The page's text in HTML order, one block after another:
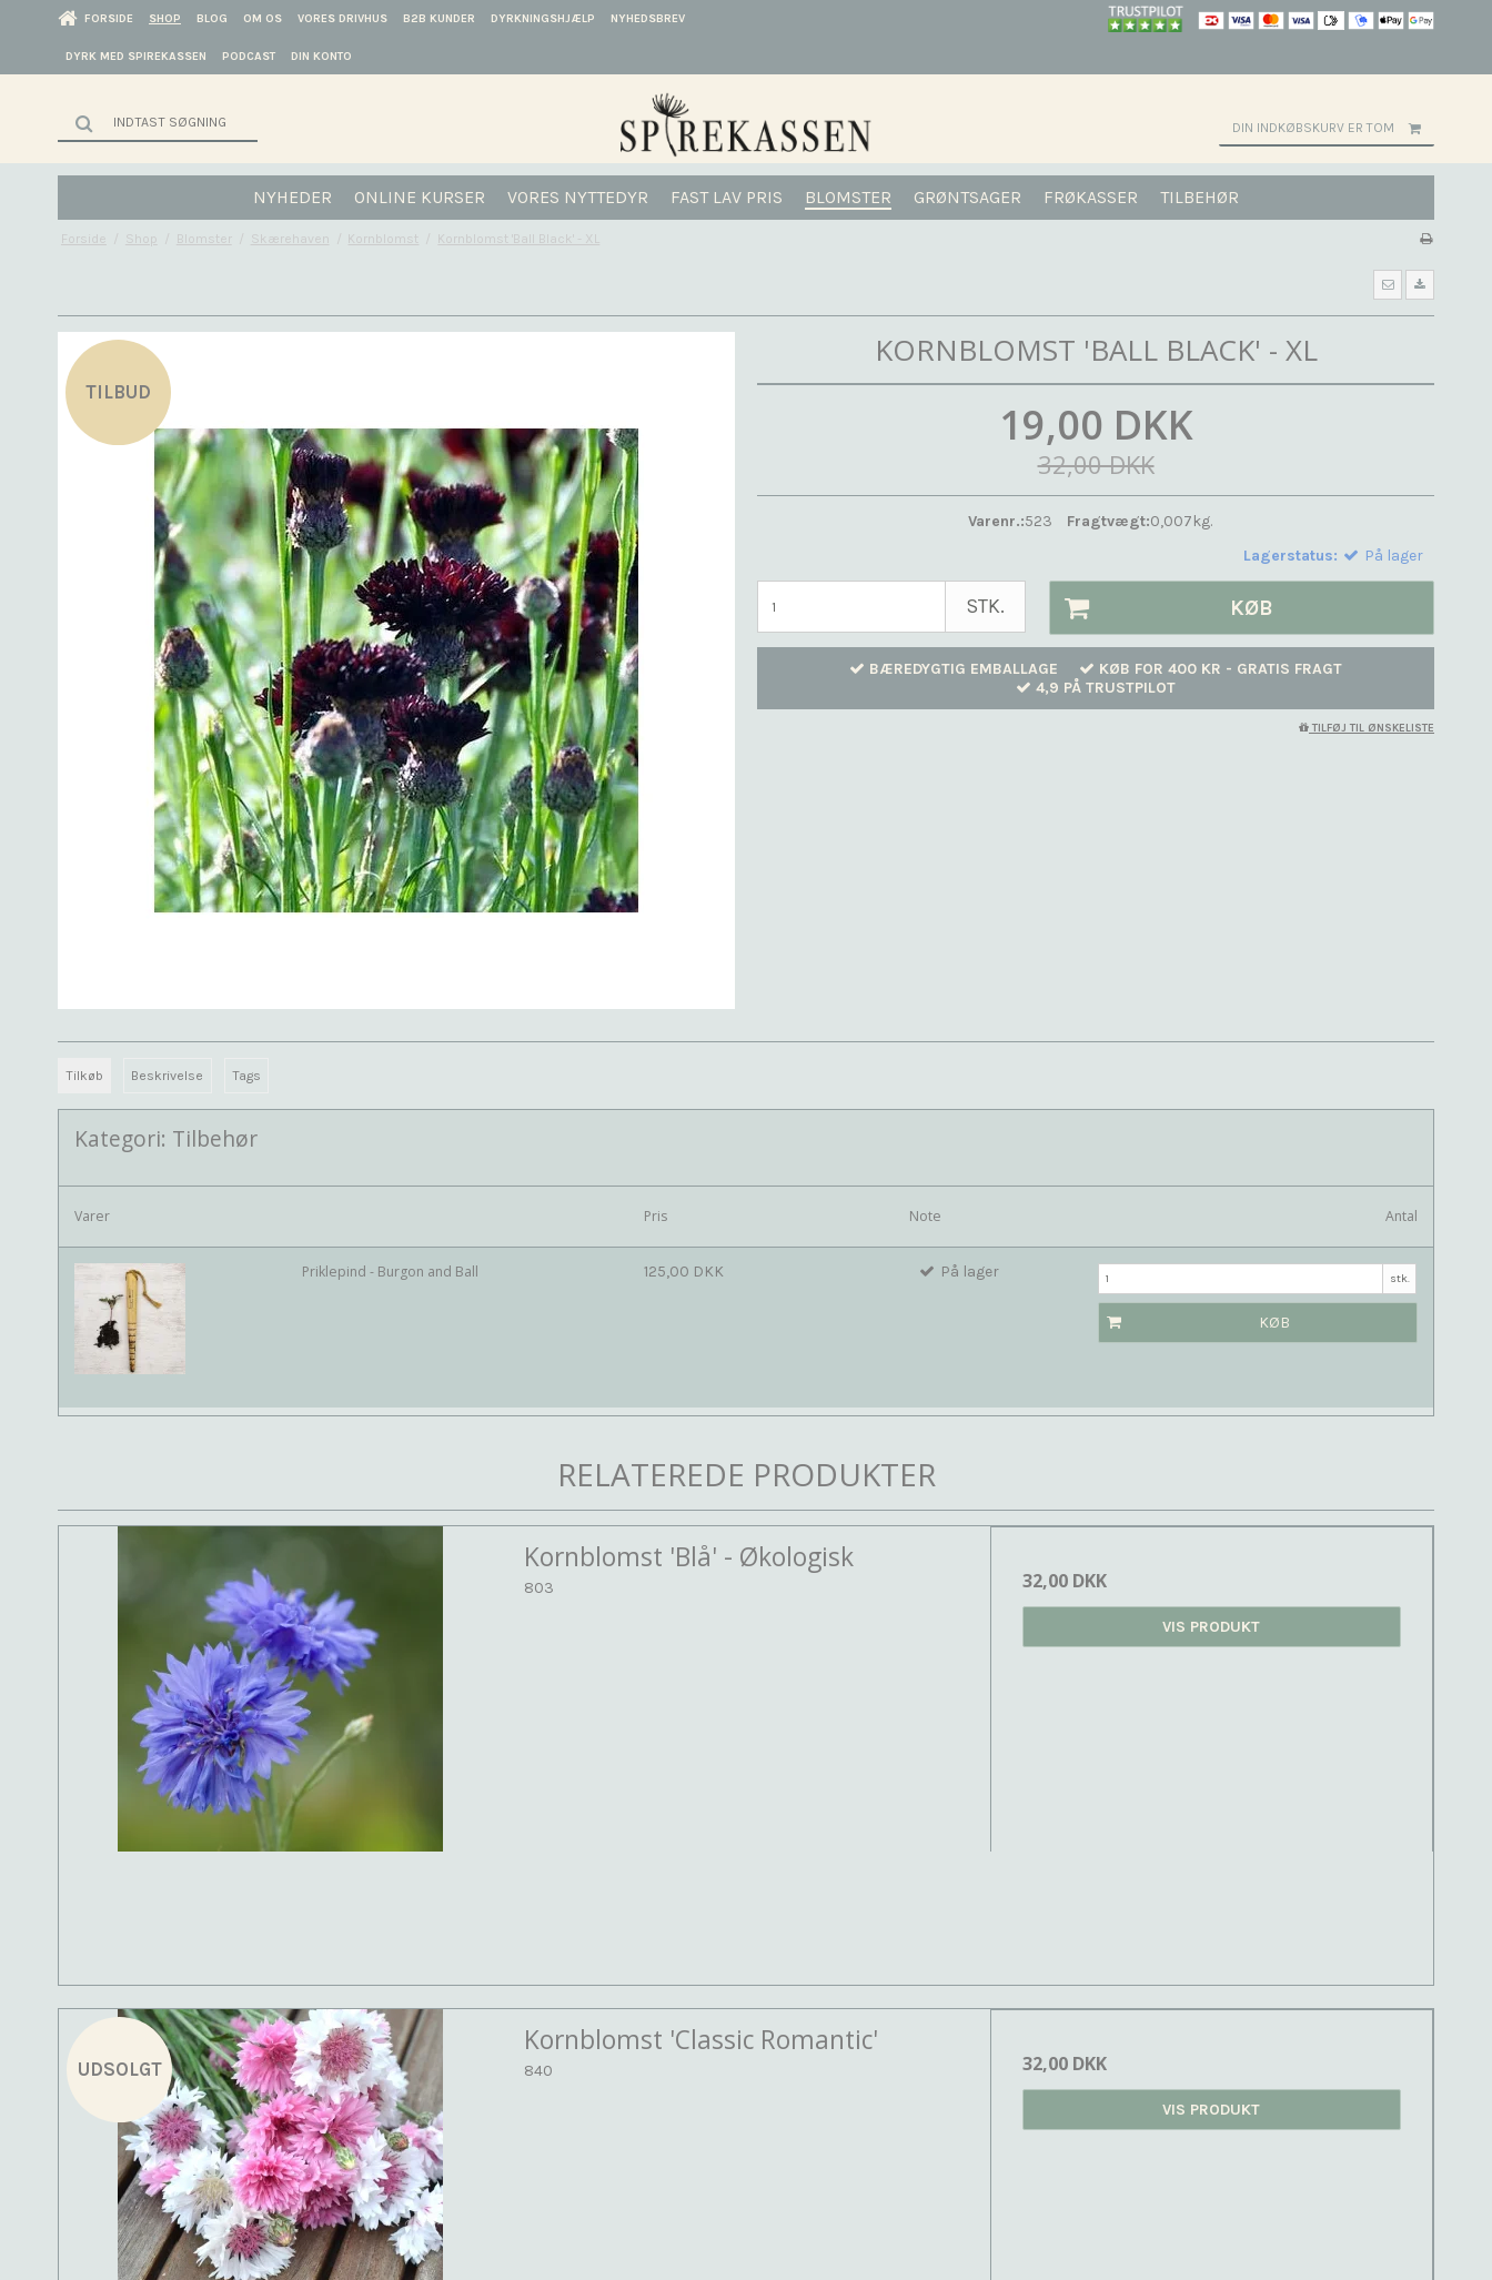
FORSIDE SHOP BLOG OM OS VORES DRIVHUS B2B KUNDER DYRKNINGSHJÆLP NYHEDSBREV
DYRK MED SPIREKASSEN PODCAST DIN KONTO
DIN INDKØBSKURV ER TOM
NYHEDER ONLINE KURSER VORES NYTTEDYR FAST LAV PRIS BLOMSTER GRØNTSAGER FRØKASSER TILBEHØR
Forside Shop Blomster Skærehaven Kornblomst Kornblomst 'Ball Black' - XL
TILBUD
KORNBLOMST 'BALL BLACK' - XL
19,00 DKK
32,00 DKK
Varenr.:523 Fragtvægt:0,007kg.
Lagerstatus:
På lager
STK. KØB
BÆREDYGTIG EMBALLAGE
KØB FOR 400 KR - GRATIS FRAGT
4,9 PÅ TRUSTPILOT
TILFØJ TIL ØNSKELISTE
Tilkøb Beskrivelse Tags
Kategori: Tilbehør
Varer Pris Note Antal
Priklepind - Burgon and Ball 125,00 DKK På lager stk.
KØB
RELATEREDE PRODUKTER
Kornblomst 'Blå' - Økologisk
803 32,00 DKK
VIS PRODUKT
UDSOLGT
Kornblomst 'Classic Romantic'
840 32,00 DKK
VIS PRODUKT